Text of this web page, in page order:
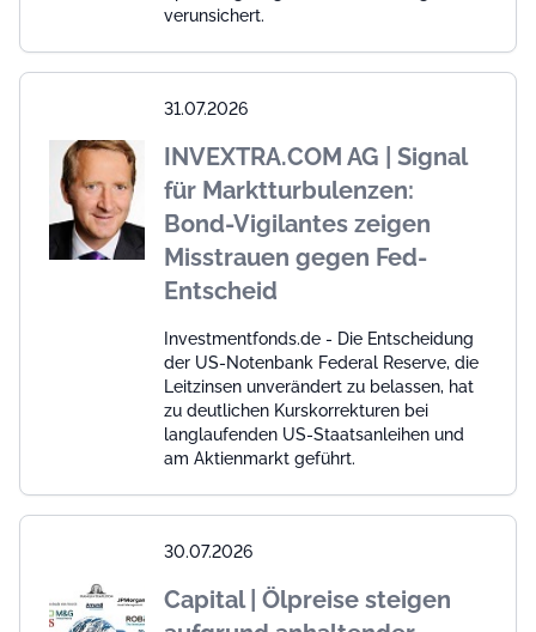
verunsichert.
31.07.2026
INVEXTRA.COM AG | Signal
für Marktturbulenzen:
Bond-Vigilantes zeigen
Misstrauen gegen Fed-
Entscheid
Investmentfonds.de - Die Entscheidung
der US-Notenbank Federal Reserve, die
Leitzinsen unverändert zu belassen, hat
zu deutlichen Kurskorrekturen bei
langlaufenden US-Staatsanleihen und
am Aktienmarkt geführt.
30.07.2026
Capital | Ölpreise steigen